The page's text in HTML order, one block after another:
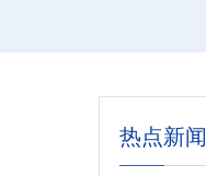
热点新闻